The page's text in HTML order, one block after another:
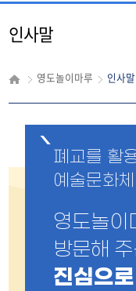
인사말
영도놀이마루 인사말
폐교를 활
예술문화
영도놀이
방문해
진심으